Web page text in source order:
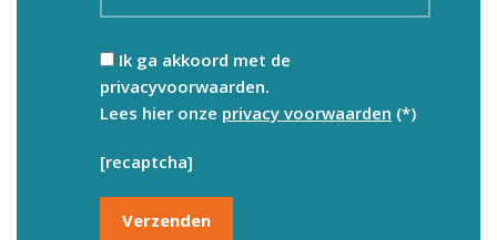
Ik ga akkoord met de
privacyvoorwaarden.
Lees hier onze privacy voorwaarden (*)
[recaptcha]